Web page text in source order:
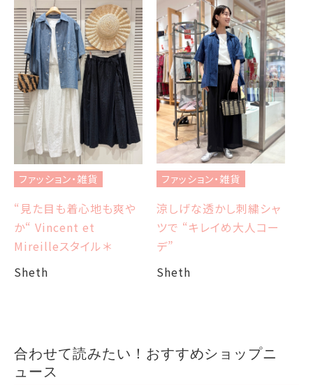
ファッション・雑貨
“見た目も着心地も爽や
か“ Vincent et
Mireilleスタイル＊
Sheth
ファッション・雑貨
涼しげな透かし刺繍シャ
ツで “キレイめ大人コー
デ”
Sheth
合わせて読みたい！おすすめショップニ
ュース